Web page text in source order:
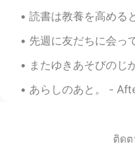
読書は教養を高めると言われますが、同時に小説は危険物じゃないでしょうか？小説が好きな人間は、決
先週に友だちに会って、いっしょに長いさんぽをしました。Thames 川とRichmondこうえんに
またゆきあそびのじかんがやってきました! - Time to
あらしのあと。 - After the storm 🌨 The storm arrived
ติดต